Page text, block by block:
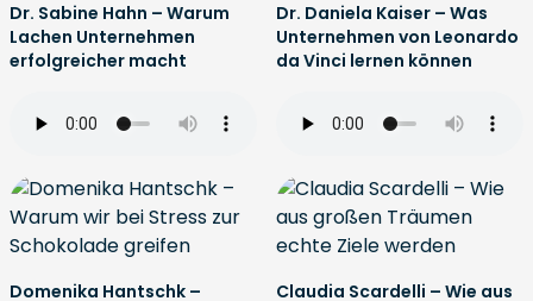
Dr. Sabine Hahn – Warum
Lachen Unternehmen
erfolgreicher macht
Dr. Daniela Kaiser – Was
Unternehmen von Leonardo
da Vinci lernen können
Domenika Hantschk –
Claudia Scardelli – Wie aus